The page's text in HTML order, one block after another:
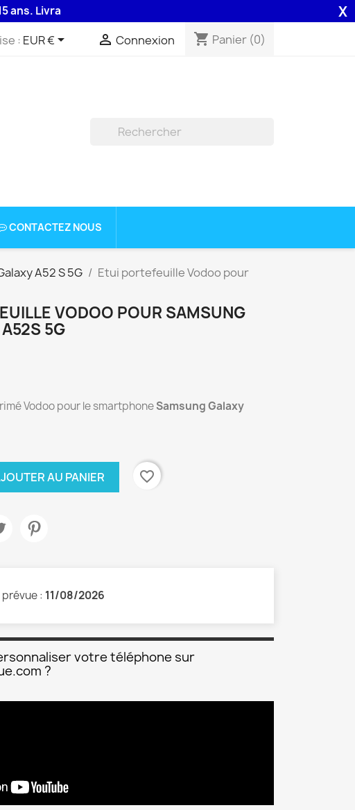
48H assurée par la Poste . X
: EUR €  Connexion shopping_cart Panier (0)
CONTACTEZ NOUS
A52 S 5G Etui portefeuille Vodoo pour
VODOO POUR SAMSUNG
5G
Vodoo pour le smartphoneSamsung Galaxy
AU PANIER favorite_border
: 11/08/2026
votre téléphone sur
?